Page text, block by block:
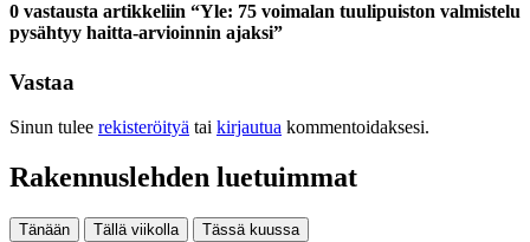
0 vastausta artikkeliin “Yle: 75 voimalan tuulipuiston valmistelu
pysähtyy haitta-arvioinnin ajaksi”
Vastaa
Sinun tulee rekisteröityä tai kirjautua kommentoidaksesi.
Rakennuslehden luetuimmat
Tänään Tällä viikolla Tässä kuussa